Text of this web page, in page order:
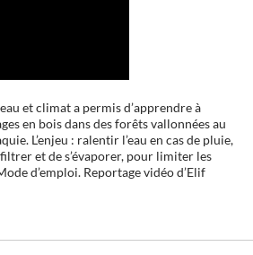
et climat a permis d’apprendre à
en bois dans des forêts vallonnées au
L’enjeu : ralentir l’eau en cas de pluie,
et de s’évaporer, pour limiter les
d’emploi. Reportage vidéo d’Elif